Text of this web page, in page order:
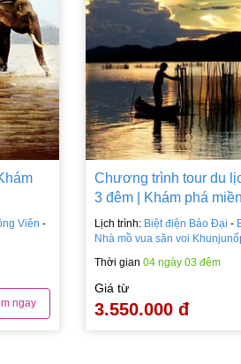
Viên -
ngay
Chương trình tour du
3 đêm | Khám phá
Lịch trình: Biệt điện Bảo Đại -
Nhà mồ vua săn voi
Thời gian 04 ngày 03 đêm
Giá từ
3.550.000 đ